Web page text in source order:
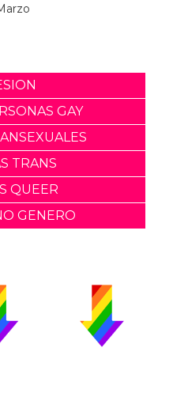
GAY
TRANS
QUEER
GENERO